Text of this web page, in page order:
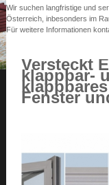
Wir suchen langfristige und
Österreich, inbesonders im
Für weitere Informationen
Versteckt
klappbar-
Fenster